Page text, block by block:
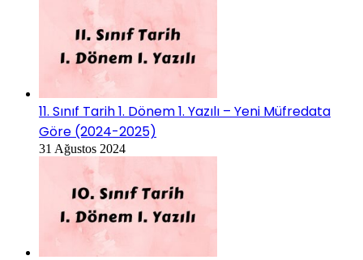
11. Sınıf Tarih 1. Dönem 1. Yazılı – Yeni Müfredata
Göre (2024-2025)
31 Ağustos 2024